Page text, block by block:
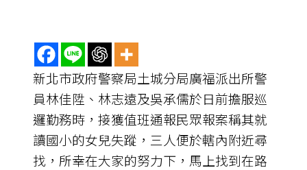
新北市政府警察局土城分局廣福派出所警
員林佳陞、林志遠及吳承儒於日前擔服巡
邏勤務時，接獲值班通報民眾報案稱其就
讀國小的女兒失蹤，三人便於轄內附近尋
找，所幸在大家的努力下，馬上找到在路